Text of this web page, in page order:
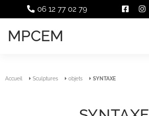
06 12 77 02 79
MPCEM
Accueil Sculptures objets SYNTAXE